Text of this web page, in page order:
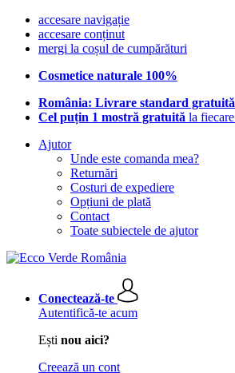
accesare navigație
accesare conținut
mergi la coșul de cumpărături
Cosmetice naturale 100%
România: Livrare standard gratuită
Cel puțin 1 mostră gratuită la
Ajutor
Unde este comanda mea?
Returnări
Costuri de expediere
Opțiuni de plată
Contact
Toate subiectele de ajutor
Conectează-te
Autentifică-te acum
Ești nou aici?
Creează un cont